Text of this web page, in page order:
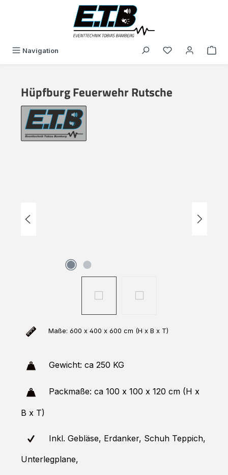
Navigation Du hast 0
Hüpfburg Feuerwehr Rutsche
Maße: 600 x 400 x 600 cm (H x B x T)
Gewicht: ca 250 KG
Packmaße: ca 100 x 100 x 120 cm (H x
B x T)
Inkl. Gebläse, Erdanker, Schuh Teppich,
Unterlegplane,